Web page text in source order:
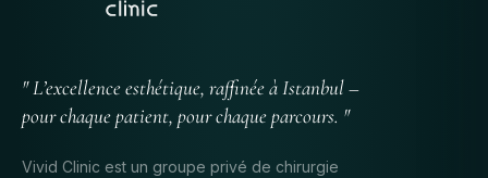
" L’excellence esthétique, raffinée à Istanbul –
pour chaque patient, pour chaque parcours. "
Vivid Clinic est un groupe privé de chirurgie